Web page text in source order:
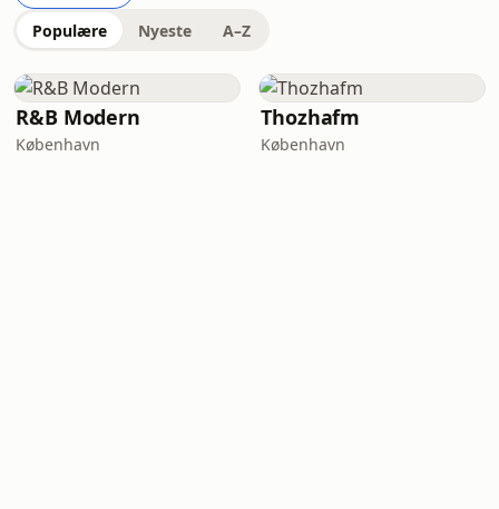
Populære Nyeste A–Z
R&B Modern
København
Thozhafm
København